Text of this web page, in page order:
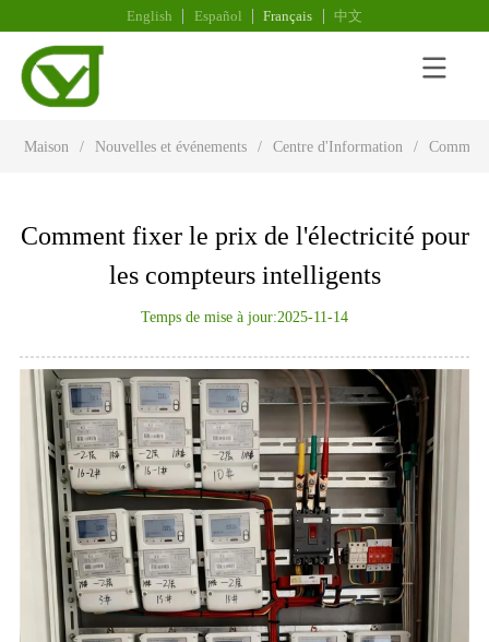
English Español Français 中文
Maison / Nouvelles et événements / Centre d'Information /
Comment fixer le prix de l'électricité pour
les compteurs intelligents
Temps de mise à jour:2025-11-14